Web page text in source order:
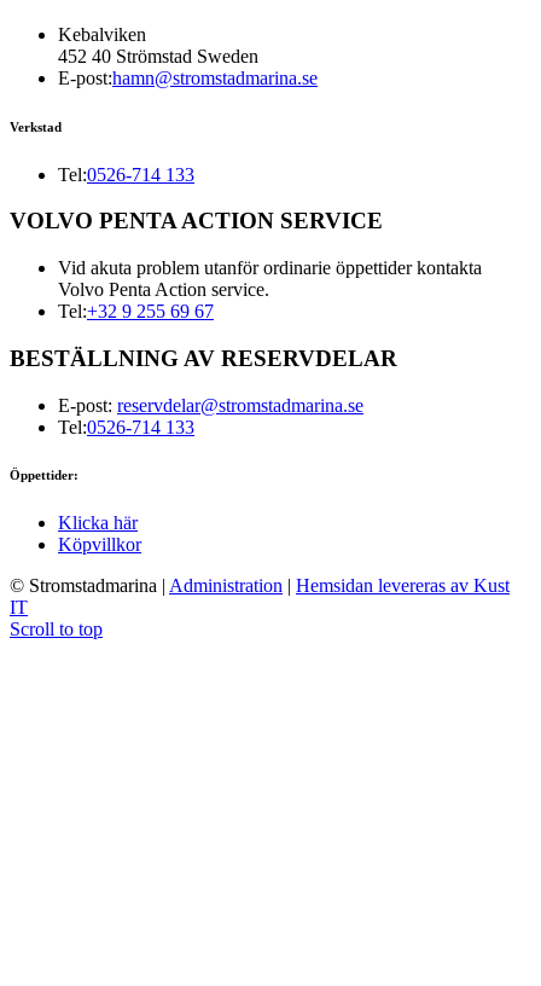
Kebalviken
452 40 Strömstad Sweden
E-post:hamn@stromstadmarina.se
Verkstad
Tel:0526-714 133
VOLVO PENTA ACTION SERVICE
Vid akuta problem utanför ordinarie öppettider kontakta
Volvo Penta Action service.
Tel:+32 9 255 69 67
BESTÄLLNING AV RESERVDELAR
E-post: reservdelar@stromstadmarina.se
Tel:0526-714 133
Öppettider:
Klicka här
Köpvillkor
© Stromstadmarina | Administration | Hemsidan levereras av Kust
IT
Scroll to top